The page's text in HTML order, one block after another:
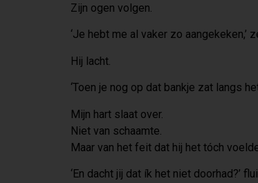
Zijn ogen volgen.
‘Je hebt me al vaker zo aangekeken,’
Hij lacht.
‘Toen je nog op dat bankje zat langs
Mijn hart slaat over.
Niet van schaamte.
Maar van het feit dat hij het tóch
‘En dacht jij dat ík het niet doorhad?’